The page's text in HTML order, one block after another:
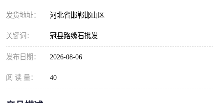
发货地址： 河北省邯郸邯山区
关键词： 冠县路缘石批发
发布日期： 2026-08-06
阅 读 量： 40